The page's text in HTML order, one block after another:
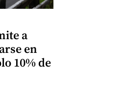
a
en
10% de